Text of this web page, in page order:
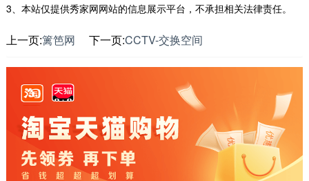
3、本站仅提供秀家网网站的信息展示平台，不承担相关法律责任。
上一页:篱笆网 下一页:CCTV-交换空间